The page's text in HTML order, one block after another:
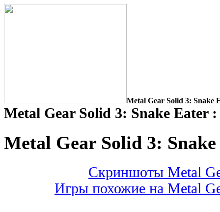
Metal Gear Solid 3: Snake
Metal Gear Solid 3: Snake Eater
Metal Gear Solid 3:
Скриншоты Metal
Игры похожие на Metal